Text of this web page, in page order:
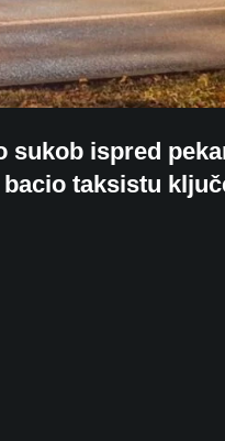
sukob ispred
taksistu